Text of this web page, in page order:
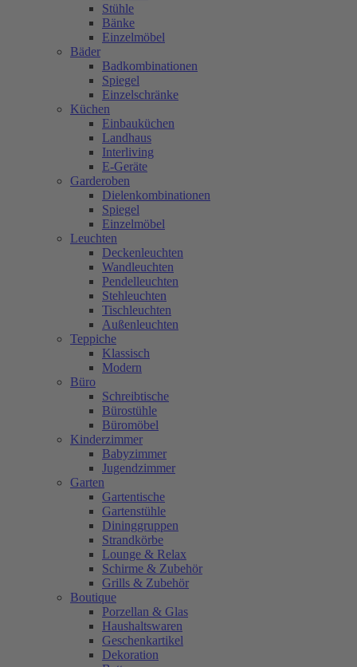
Stühle
Bänke
Einzelmöbel
Bäder
Badkombinationen
Spiegel
Einzelschränke
Küchen
Einbauküchen
Landhaus
Interliving
E-Geräte
Garderoben
Dielenkombinationen
Spiegel
Einzelmöbel
Leuchten
Deckenleuchten
Wandleuchten
Pendelleuchten
Stehleuchten
Tischleuchten
Außenleuchten
Teppiche
Klassisch
Modern
Büro
Schreibtische
Bürostühle
Büromöbel
Kinderzimmer
Babyzimmer
Jugendzimmer
Garten
Gartentische
Gartenstühle
Dininggruppen
Strandkörbe
Lounge & Relax
Schirme & Zubehör
Grills & Zubehör
Boutique
Porzellan & Glas
Haushaltswaren
Geschenkartikel
Dekoration